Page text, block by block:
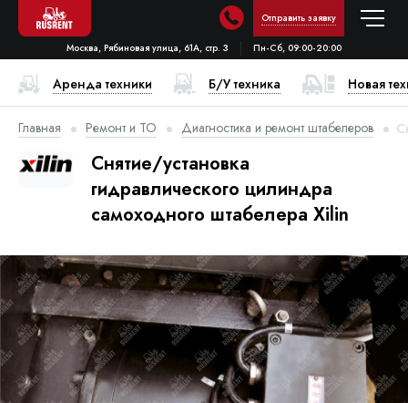
Отправить заявку
Москва, Рябиновая улица, 61А, стр. 3 Пн-Сб, 09:00-20:00
Аренда техники Б/У техника Новая
Главная Ремонт и ТО Диагностика и ремонт штабелеров
Снятие/установка
гидравлического цилиндра
самоходного штабелера Xilin